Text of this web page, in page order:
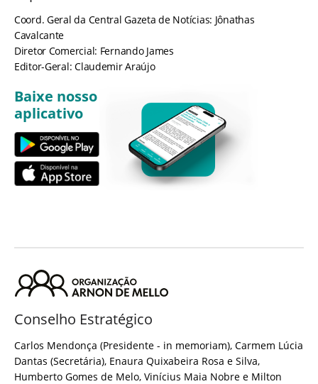
Coord. Geral da Central Gazeta de Notícias: Jônathas
Cavalcante
Diretor Comercial: Fernando James
Editor-Geral: Claudemir Araújo
Baixe nosso
aplicativo
Conselho Estratégico
Carlos Mendonça (Presidente - in memoriam), Carmem Lúcia
Dantas (Secretária), Enaura Quixabeira Rosa e Silva,
Humberto Gomes de Melo, Vinícius Maia Nobre e Milton